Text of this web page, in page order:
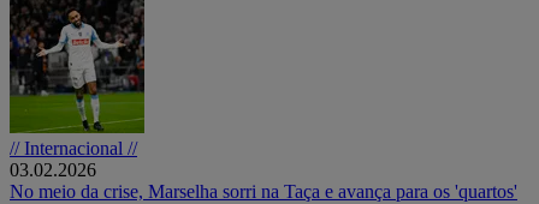
// Internacional //
03.02.2026
No meio da crise, Marselha sorri na Taça e avança para os 'quartos'